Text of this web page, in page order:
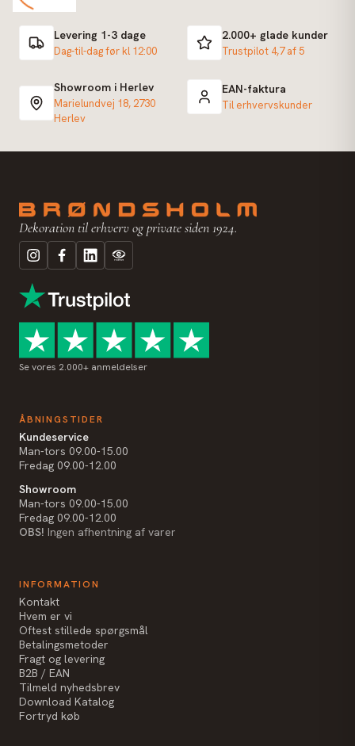
Levering 1-3 dage
Dag-til-dag før kl 12:00
2.000+ glade kunder
Trustpilot 4,7 af 5
Showroom i Herlev
Marielundvej 18, 2730
Herlev
EAN-faktura
Til erhvervskunder
Dekoration til erhverv og private siden 1924.
Se vores 2.000+ anmeldelser
ÅBNINGSTIDER
Kundeservice
Man-tors 09.00-15.00
Fredag 09.00-12.00
Showroom
Man-tors 09.00-15.00
Fredag 09.00-12.00
OBS! Ingen afhentning af varer
INFORMATION
Kontakt
Hvem er vi
Oftest stillede spørgsmål
Betalingsmetoder
Fragt og levering
B2B / EAN
Tilmeld nyhedsbrev
Download Katalog
Fortryd køb